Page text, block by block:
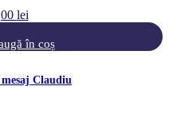
lei
în coș
Claudiu